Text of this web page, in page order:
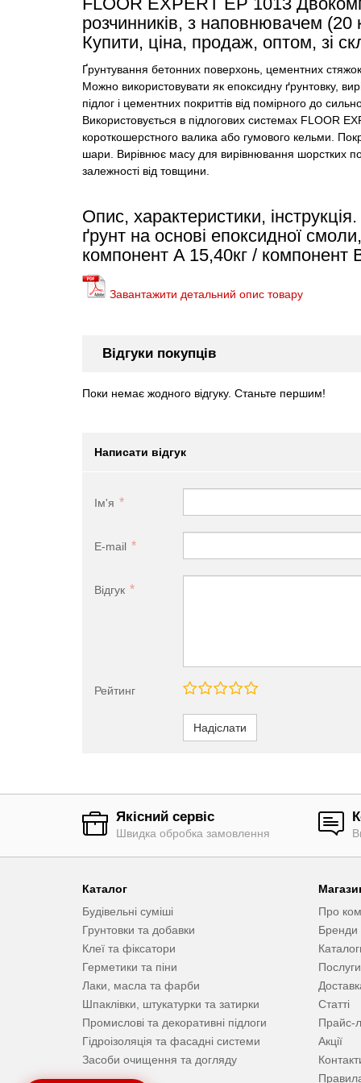
розчинників, з наповнювачем (20
Купити, ціна, продаж, оптом, зі
Ґрунтування бетонних поверхонь, цементних
Можно використовувати як епоксидну ґрунтовку,
підлог і цементних покриттів від помірного до
Використовується в підлогових системах FLOOR
короткошерстного валика або гумового кельми.
шари. Вирівнює масу для вирівнювання шорстких
залежності від товщини.
Опис, характеристики,
ґрунт на основі епоксидної
компонент A 15,40кг / компонент
Завантажити детальний опис товару
Відгуки покупців
Поки немає жодного відгуку. Станьте першим!
Написати відгук
Ім'я
E-mail
Відгук
Рейтинг
Надіслати
Якісний сервіс
Швидка обробка замовлення
Каталог
Будівельні суміші
Грунтовки та добавки
Клеї та фіксатори
Герметики та піни
Лаки, масла та фарби
Шпаклівки, штукатурки та затирки
Промислові та декоративні підлоги
Гідроізоляція та фасадні системи
Засоби очищення та догляду
Про
Бренди
Послуги
Статті
Прайс-
Акції